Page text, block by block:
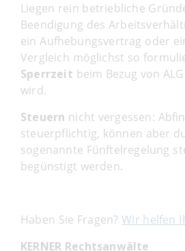
Liegen rein betriebliche
Beendigung des
ein Aufhebungsvertrag oder
Vergleich möglichst so
Sperrzeit beim Bezug von
wird.
Steuern nicht vergessen:
steuerpflichtig, können aber
sogenannte Fünftelregelung
begünstigt werden.
Haben Sie Fragen?Wir helfen
KERNER Rechtsanwälte